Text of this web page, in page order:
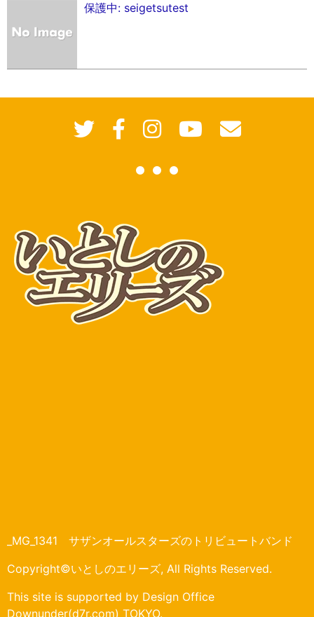
保護中: seigetsutest
_MG_1341 サザンオールスターズのトリビュートバンド
Copyright©いとしのエリーズ, All Rights Reserved.
This site is supported by Design Office
Downunder(d7r.com) TOKYO.